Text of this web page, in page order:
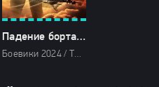
Падение борта номер один (2024)
Боевики 2024 / Триллеры 2024 / Зарубежные фильмы 2024 / Новинки кино 2024 / Последние фильмы 2024 / Фильмы весны 2024 / Фильмы 4K / Фильмы 2024 / Смотреть фильмы онлайн